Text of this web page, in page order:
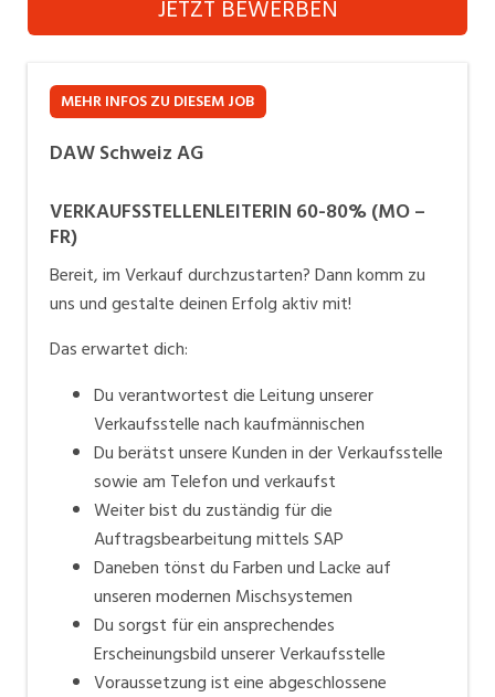
Industrie, Maschinenbau, Anlagenbau,
Informatik, Telekommunikation
Kaufm. Berufe, Kundendienst, Verwaltung
Marketing, Kommunikation, Medien, Druck
Mechanik, Elektronik, Optik (Fertigung)
Medizin, Gesundheitswesen, Pflege
Verkauf, Handel, Kundenberatung,
Aussendienst
JETZT BEWERBEN
MEHR INFOS ZU DIESEM JOB
DAW Schweiz AG
VERKAUFSSTELLENLEITERIN 60-80% (MO –
FR)
Bereit, im Verkauf durchzustarten? Dann komm zu
uns und gestalte deinen Erfolg aktiv mit!
Das erwartet dich:
Du verantwortest die Leitung unserer
Verkaufsstelle nach kaufmännischen
Du berätst unsere Kunden in der Verkaufsstelle
sowie am Telefon und verkaufst
Weiter bist du zuständig für die
Auftragsbearbeitung mittels SAP
Daneben tönst du Farben und Lacke auf
unseren modernen Mischsystemen
Du sorgst für ein ansprechendes
Erscheinungsbild unserer Verkaufsstelle
Voraussetzung ist eine abgeschlossene